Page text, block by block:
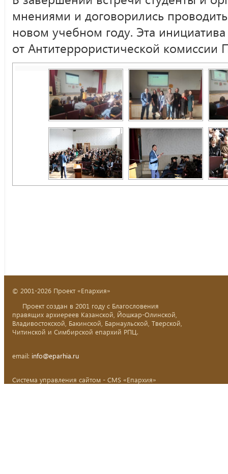
мнениями и договорились
новом учебном году. Эта
от Антитеррористической комиссии
© 2001-2026 Проект «Епархия»
Проект создан в 2001 году с Благословения
правящих архиереев Казанской, Йошкар-Олинской,
Владивостокской, Бакинской, Барнаульской, Тверской,
Читинской и Симбирской епархий РПЦ.
email: info@eparhia.ru
Система управления сайтом - CMS «Епархия»